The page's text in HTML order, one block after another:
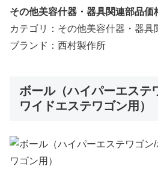
その他美容什器・器具関連部品価
カテゴリ：その他美容什器・器具
ブランド：西村製作所
ボール（ハイパーエステ
ワイドエステワゴン用）